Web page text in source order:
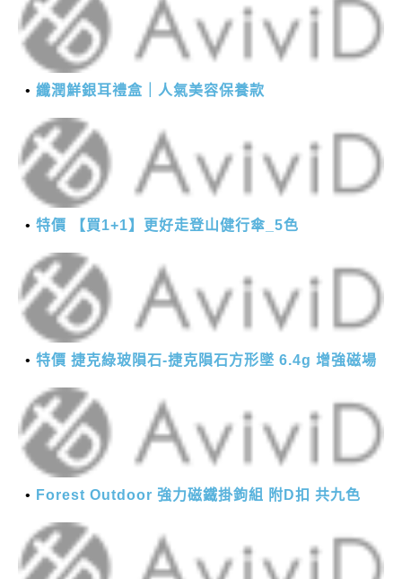
纖潤鮮銀耳禮盒｜人氣美容保養款
特價 【買1+1】更好走登山健行傘_5色
特價 捷克綠玻隕石-捷克隕石方形墜 6.4g 增強磁場
Forest Outdoor 強力磁鐵掛鉤組 附D扣 共九色